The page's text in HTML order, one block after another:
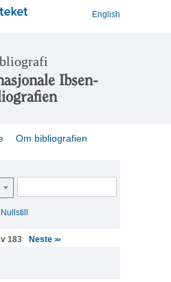
English
Ibsen-
Om bibliografien
Nullstill
183 Neste >>